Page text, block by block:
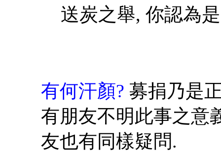
送炭之舉, 你認為
有何汗顏? 募捐乃是
有朋友不明此事之意
友也有同樣疑問.